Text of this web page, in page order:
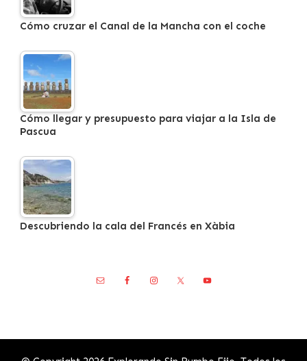
Cómo cruzar el Canal de la Mancha con el coche
Cómo llegar y presupuesto para viajar a la Isla de
Pascua
Descubriendo la cala del Francés en Xàbia